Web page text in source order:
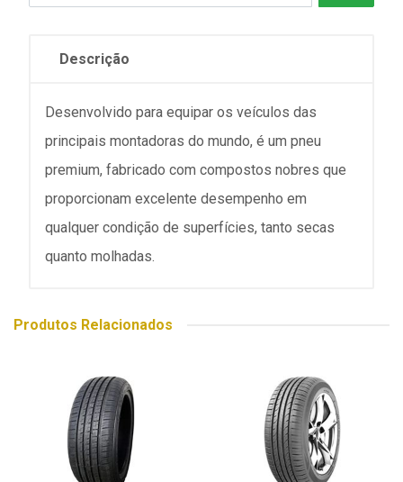
Descrição
Desenvolvido para equipar os veículos das
principais montadoras do mundo, é um pneu
premium, fabricado com compostos nobres que
proporcionam excelente desempenho em
qualquer condição de superfícies, tanto secas
quanto molhadas.
Produtos Relacionados